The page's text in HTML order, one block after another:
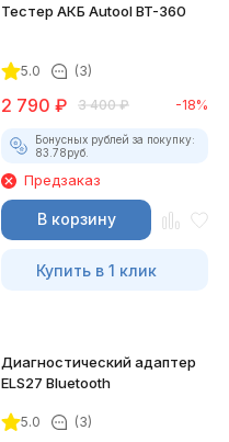
Тестер АКБ Autool BT-360
5.0 (3)
2 790 ₽ 3 400 ₽ -18%
Бонусных рублей за покупку:
83.78руб.
Предзаказ
В корзину
Купить в 1 клик
Диагностический адаптер
ELS27 Bluetooth
5.0 (3)